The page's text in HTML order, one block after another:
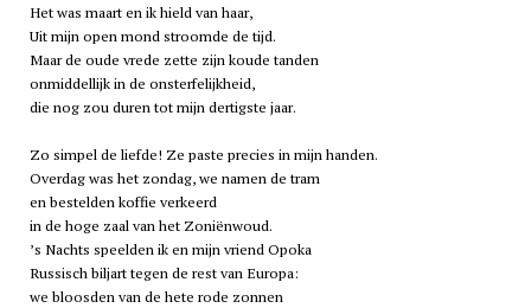
Het was maart en ik hield van haar,
Uit mijn open mond stroomde de tijd.
Maar de oude vrede zette zijn koude tanden
onmiddellijk in de onsterfelijkheid,
die nog zou duren tot mijn dertigste jaar.
Zo simpel de liefde! Ze paste precies in mijn handen.
Overdag was het zondag, we namen de tram
en bestelden koffie verkeerd
in de hoge zaal van het Zoniënwoud.
’s Nachts speelden ik en mijn vriend Opoka
Russisch biljart tegen de rest van Europa:
we bloosden van de hete rode zonnen